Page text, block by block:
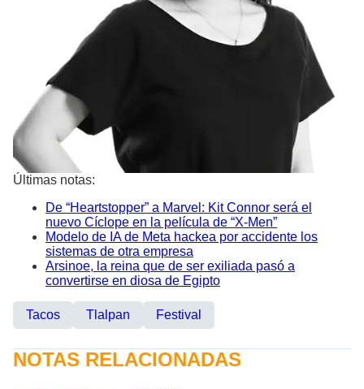
Últimas notas:
De “Heartstopper” a Marvel: Kit Connor será el
nuevo Cíclope en la película de “X-Men”
Modelo de IA de Meta hackea por accidente los
sistemas de otra empresa
Arsinoe, la reina que de ser exiliada pasó a
convertirse en diosa de Egipto
Tacos Tlalpan Festival
NOTAS RELACIONADAS